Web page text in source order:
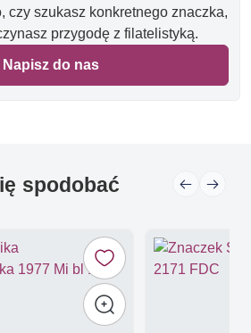
czy szukasz konkretnego znaczka,
przygodę z filatelistyką.
Napisz do nas
spodobać